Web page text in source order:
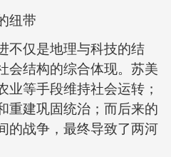
纽带
不仅是地理与科技的结
会结构的综合体现。苏美
业等手段维持社会运转；
重建巩固统治；而后来的
的战争，最终导致了两河